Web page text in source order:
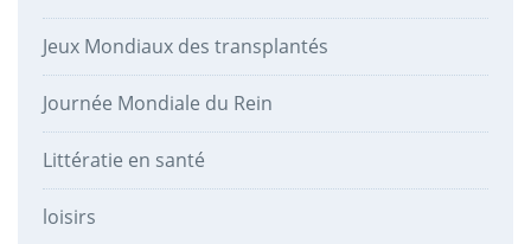
Jeux Mondiaux des transplantés
Journée Mondiale du Rein
Littératie en santé
loisirs